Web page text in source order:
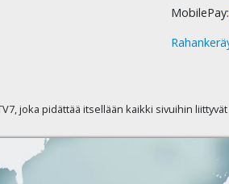
MobilePay:
joka pidättää itsellään kaikki sivuihin